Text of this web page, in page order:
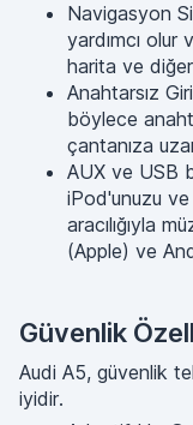
Navigasyon
yardımcı
harita ve
Anahtarsız
böylece
çantanıza
AUX ve USB
iPod'unuzu
aracılığıyla
(Apple) ve
Güvenlik
Audi A5, güvenlik
iyidir.